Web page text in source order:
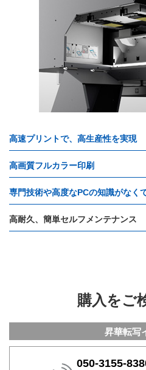
高速プリントで、高生産性を実現
高画質フルカラー印刷
専門技術や高度なPCの知識がなく
高耐久、簡単セルフメンテナンス
購入をご
昇華転写
050-3155-